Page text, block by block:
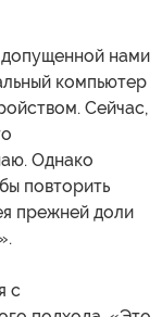
нами
компьютер
Сейчас,
Однако
повторить
прежней доли
с